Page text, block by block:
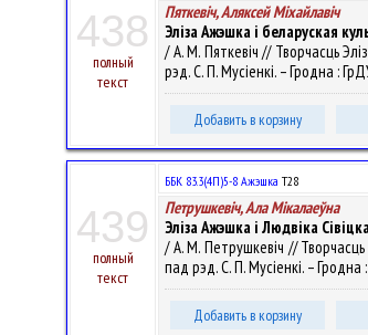
438
полный
текст
Пяткевіч, Аляксей Мiхайлавiч
Эліза Ажэшка і беларуская
/ А. М. Пяткевіч // Творчасць
рэд. С. П. Мусіенкі. – Гродна :
Добавить в корзину
439
полный
текст
ББК 83.3(4П)5-8 Ажэшка Т28
Петрушкевіч, Ала Мікалаеўна
Эліза Ажэшка і Людвіка
/ А. М. Петрушкевіч // Творчасць
пад рэд. С. П. Мусіенкі. –
Добавить в корзину